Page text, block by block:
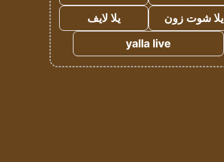
يلا شوت زون
يلا لايف
yalla live